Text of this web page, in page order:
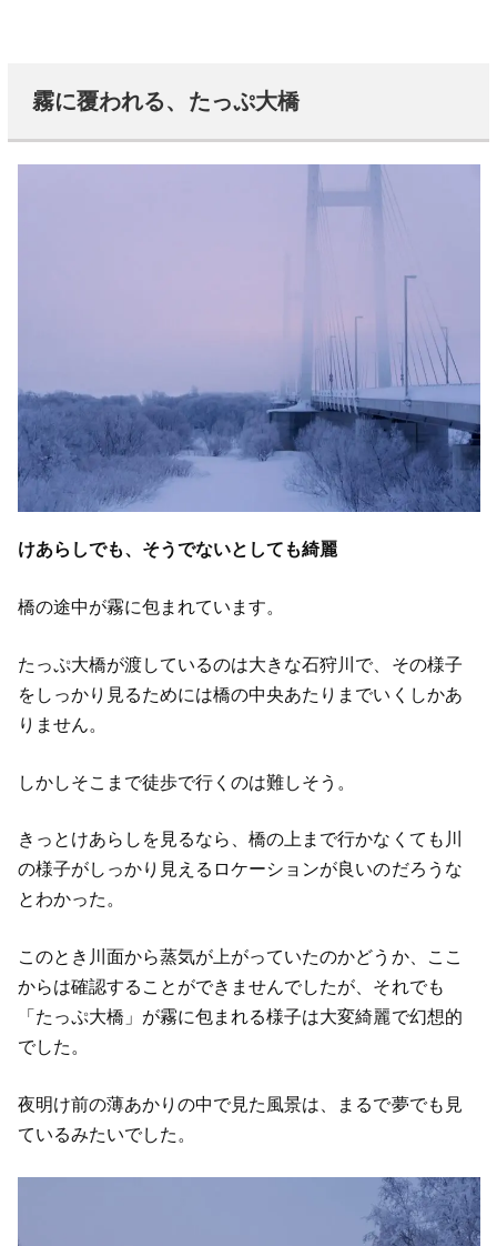
霧に覆われる、たっぷ大橋
けあらしでも、そうでないとしても綺麗
橋の途中が霧に包まれています。
たっぷ大橋が渡しているのは大きな石狩川で、その様子
をしっかり見るためには橋の中央あたりまでいくしかあ
りません。
しかしそこまで徒歩で行くのは難しそう。
きっとけあらしを見るなら、橋の上まで行かなくても川
の様子がしっかり見えるロケーションが良いのだろうな
とわかった。
このとき川面から蒸気が上がっていたのかどうか、ここ
からは確認することができませんでしたが、それでも
「たっぷ大橋」が霧に包まれる様子は大変綺麗で幻想的
でした。
夜明け前の薄あかりの中で見た風景は、まるで夢でも見
ているみたいでした。